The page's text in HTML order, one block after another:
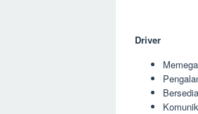
Driver